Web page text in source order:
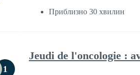
Приблизно 30 хвилин
1
Jeudi de l'oncologie :